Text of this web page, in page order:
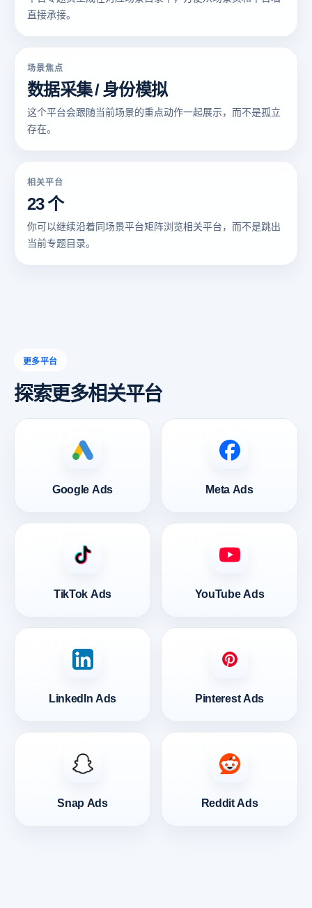
直接承接。
场景焦点
数据采集 / 身份模拟
这个平台会跟随当前场景的重点动作一起展示，而不是孤立
存在。
相关平台
23 个
你可以继续沿着同场景平台矩阵浏览相关平台，而不是跳出
当前专题目录。
更多平台
探索更多相关平台
Google Ads Meta Ads
TikTok Ads YouTube Ads
LinkedIn Ads Pinterest Ads
Snap Ads Reddit Ads